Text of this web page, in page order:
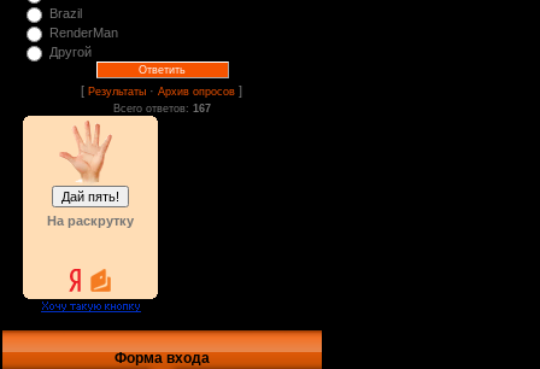
Brazil
RenderMan
Другой
[Результаты ·Архив опросов ]
Всего ответов: 167
На раскрутку
Форма входа